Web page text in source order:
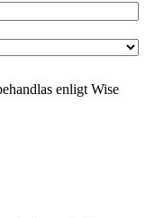
enligt Wise